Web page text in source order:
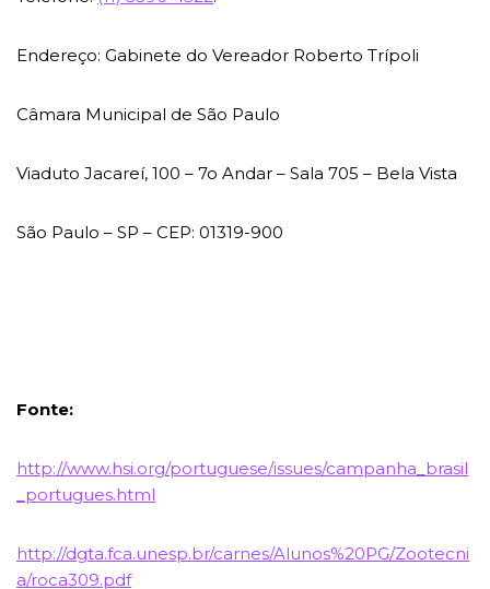
Endereço: Gabinete do Vereador Roberto Trípoli
Câmara Municipal de São Paulo
Viaduto Jacareí, 100 – 7o Andar – Sala 705 – Bela Vista
São Paulo – SP – CEP: 01319-900
Fonte:
http://www.hsi.org/portuguese/issues/campanha_brasil
_portugues.html
http://dgta.fca.unesp.br/carnes/Alunos%20PG/Zootecni
a/roca309.pdf